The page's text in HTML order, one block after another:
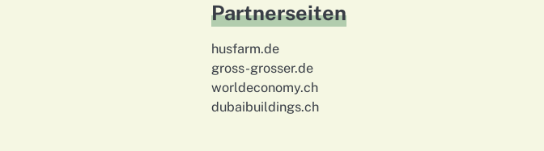
Partnerseiten
husfarm.de
gross-grosser.de
worldeconomy.ch
dubaibuildings.ch